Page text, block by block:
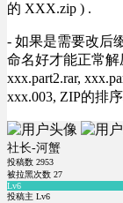
的 XXX.zip ) .
- 如果是需要改后
命名好才能正常解
xxx.part2.rar,
xxx.003, ZIP的排
社长-河蟹
投稿数 2953
被拉黑次数 27
Lv6
投稿主 Lv6